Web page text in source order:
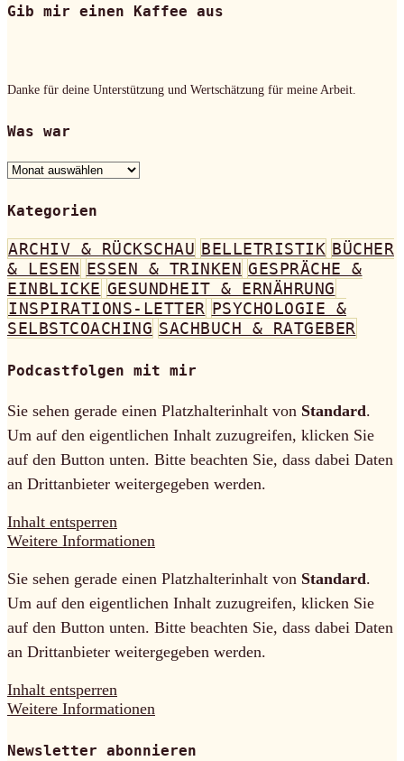
Gib mir einen Kaffee aus
Danke für deine Unterstützung und Wertschätzung für meine Arbeit.
Was war
Was
Kategorien
ARCHIV & RÜCKSCHAU BELLETRISTIK BÜCHER
& LESEN ESSEN & TRINKEN GESPRÄCHE &
EINBLICKE GESUNDHEIT & ERNÄHRUNG
INSPIRATIONS-LETTER PSYCHOLOGIE &
SELBSTCOACHING SACHBUCH & RATGEBER
Podcastfolgen mit mir
Sie sehen gerade einen Platzhalterinhalt von Standard.
Um auf den eigentlichen Inhalt zuzugreifen, klicken Sie
auf den Button unten. Bitte beachten Sie, dass dabei Daten
an Drittanbieter weitergegeben werden.
Inhalt entsperren
Weitere Informationen
Sie sehen gerade einen Platzhalterinhalt von Standard.
Um auf den eigentlichen Inhalt zuzugreifen, klicken Sie
auf den Button unten. Bitte beachten Sie, dass dabei Daten
an Drittanbieter weitergegeben werden.
Inhalt entsperren
Weitere Informationen
Newsletter abonnieren